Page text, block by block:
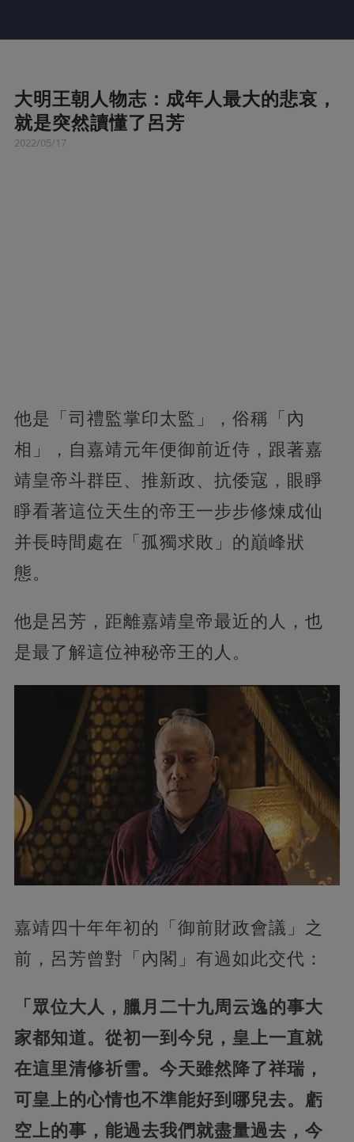
大明王朝人物志：成年人最大的悲哀，
就是突然讀懂了呂芳
2022/05/17
他是「司禮監掌印太監」，俗稱「內
相」，自嘉靖元年便御前近侍，跟著嘉
靖皇帝斗群臣、推新政、抗倭寇，眼睜
睜看著這位天生的帝王一步步修煉成仙
并長時間處在「孤獨求敗」的巔峰狀
態。
他是呂芳，距離嘉靖皇帝最近的人，也
是最了解這位神秘帝王的人。
嘉靖四十年年初的「御前財政會議」 之
前，呂芳曾對「內閣」有過如此交代：
「眾位大人，臘月二十九周云逸的事大
家都知道。從初一到今兒，皇上一直就
在這里清修祈雪。今天雖然降了祥瑞，
可皇上的心情也不準能好到哪兒去。 虧
空上的事，能過去我們就盡量過去，今